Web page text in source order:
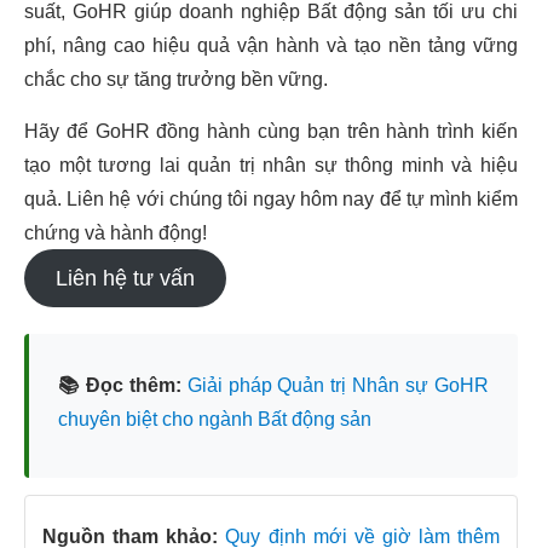
suất, GoHR giúp doanh nghiệp Bất động sản tối ưu chi
phí, nâng cao hiệu quả vận hành và tạo nền tảng vững
chắc cho sự tăng trưởng bền vững.
Hãy để GoHR đồng hành cùng bạn trên hành trình kiến
tạo một tương lai quản trị nhân sự thông minh và hiệu
quả. Liên hệ với chúng tôi ngay hôm nay để tự mình kiểm
chứng và hành động!
Liên hệ tư vấn
📚 Đọc thêm: Giải pháp Quản trị Nhân sự GoHR
chuyên biệt cho ngành Bất động sản
Nguồn tham khảo: Quy định mới về giờ làm thêm